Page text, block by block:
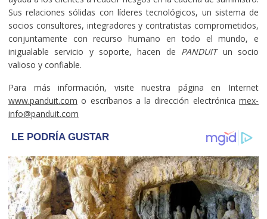
Sus relaciones sólidas con líderes tecnológicos, un sistema de
socios consultores, integradores y contratistas comprometidos,
conjuntamente con recurso humano en todo el mundo, e
inigualable servicio y soporte, hacen de PANDUITun socio
valioso y confiable.
Para más información, visite nuestra página en Internet
www.panduit.com o escríbanos a la dirección electrónicamex-
info@panduit.com